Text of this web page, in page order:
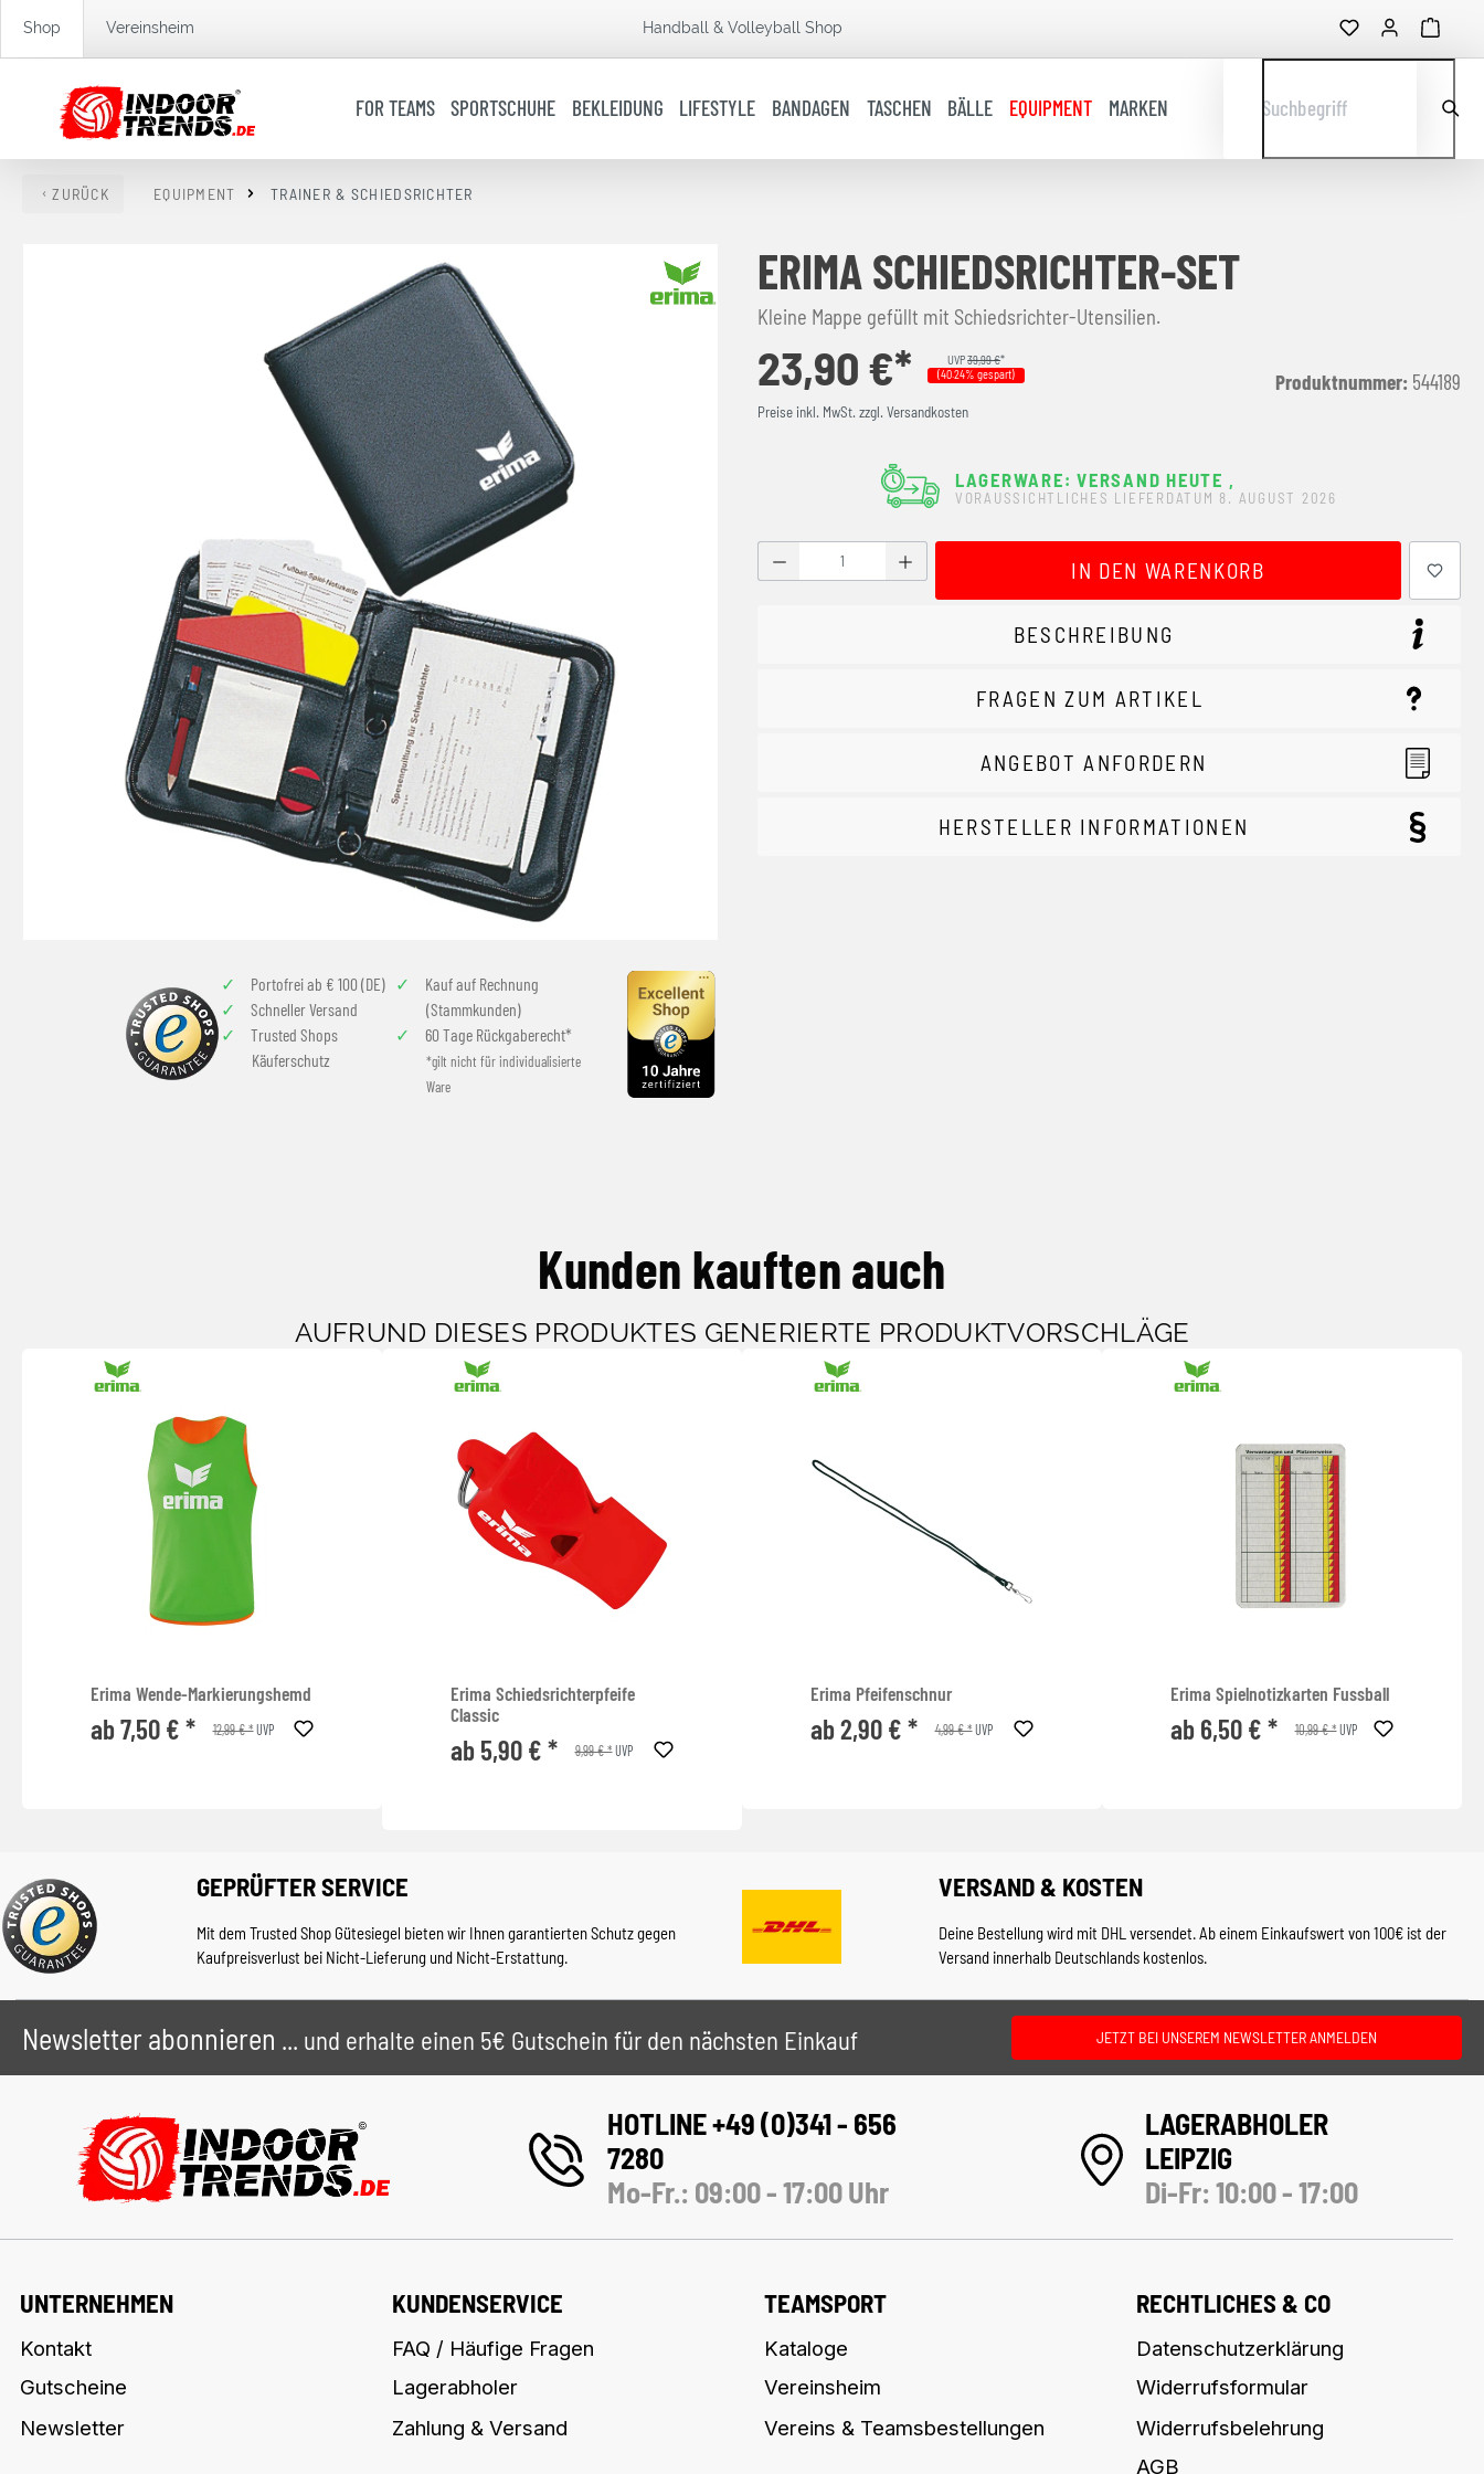
Zur Hauptnavigation springen
Shop Vereinsheim Handball & Volleyball Shop
FOR TEAMS SPORTSCHUHE BEKLEIDUNG LIFESTYLE BANDAGEN TASCHEN BÄLLE EQUIPMENT MARKEN Suchbegriff
ZURÜCK EQUIPMENT TRAINER & SCHIEDSRICHTER
Portofrei ab € 100 (DE)
Schneller Versand
Trusted Shops
Käuferschutz
Kauf auf Rechnung
(Stammkunden)
60 Tage Rückgaberecht*
*gilt nicht für individualisierte
Ware
ERIMA SCHIEDSRICHTER-SET
Kleine Mappe gefüllt mit Schiedsrichter-Utensilien.
23,90 €* UVP39,99 €*
(40.24% gespart)
Preise inkl. MwSt. zzgl. Versandkosten
Produktnummer: 544189
LAGERWARE: VERSAND HEUTE
VORAUSSICHTLICHES LIEFERDATUM 8. AUGUST 2026
Produkt Anzahl: Gib den gewünschten Wert ein oder benutze die Schaltflächen
IN DEN WARENKORB
BESCHREIBUNG
FRAGEN ZUM ARTIKEL
ANGEBOT ANFORDERN
HERSTELLER INFORMATIONEN
Kunden kauften auch
AUFRUND DIESES PRODUKTES GENERIERTE PRODUKTVORSCHLÄGE
Erima Wende-Markierungshemd
ab 7,50 € * 12,99 € *UVP
Erima Schiedsrichterpfeife
Classic
ab 5,90 € * 9,99 € *UVP
Erima Pfeifenschnur
ab 2,90 € * 4,99 € *UVP
Erima Spielnotizkarten Fussball
ab 6,50 € * 10,99 € *UVP
GEPRÜFTER SERVICE
Mit dem Trusted Shop Gütesiegel bieten wir Ihnen garantierten Schutz gegen
Kaufpreisverlust bei Nicht-Lieferung und Nicht-Erstattung.
VERSAND & KOSTEN
Deine Bestellung wird mit DHL versendet. Ab einem Einkaufswert von 100€ ist der
Versand innerhalb Deutschlands kostenlos.
Newsletter abonnieren ... und erhalte einen 5€ Gutschein für den nächsten Einkauf JETZT BEI UNSEREM NEWSLETTER ANMELDEN
HOTLINE +49 (0)341 - 656
7280
Mo-Fr.: 09:00 - 17:00 Uhr
LAGERABHOLER
LEIPZIG
Di-Fr: 10:00 - 17:00
UNTERNEHMEN
Kontakt
Gutscheine
Newsletter
KUNDENSERVICE
FAQ / Häufige Fragen
Lagerabholer
Zahlung & Versand
TEAMSPORT
Kataloge
Vereinsheim
Vereins & Teamsbestellungen
RECHTLICHES & CO
Datenschutzerklärung
Widerrufsformular
Widerrufsbelehrung
AGB